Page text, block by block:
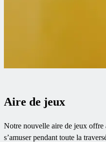
Aire de jeux
Notre nouvelle aire de jeux offre
s’amuser pendant toute la